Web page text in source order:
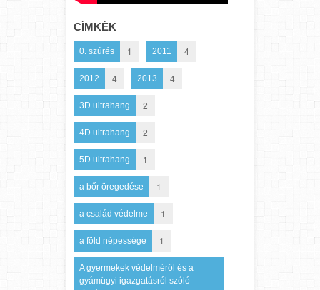
CÍMKÉK
0. szűrés 1 2011 4
2012 4 2013 4
3D ultrahang 2
4D ultrahang 2
5D ultrahang 1
a bőr öregedése 1
a család védelme 1
a föld népessége 1
A gyermekek védelméről és a
gyámügyi igazgatásról szóló